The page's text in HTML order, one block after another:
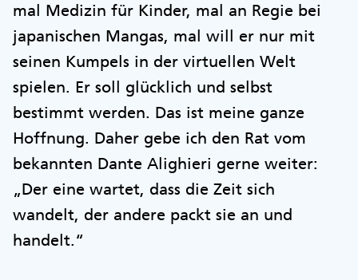
mal Medizin für Kinder, mal an Regie bei
japanischen Mangas, mal will er nur mit
seinen Kumpels in der virtuellen Welt
spielen. Er soll glücklich und selbst
bestimmt werden. Das ist meine ganze
Hoffnung. Daher gebe ich den Rat vom
bekannten Dante Alighieri gerne weiter:
„Der eine wartet, dass die Zeit sich
wandelt, der andere packt sie an und
handelt.“